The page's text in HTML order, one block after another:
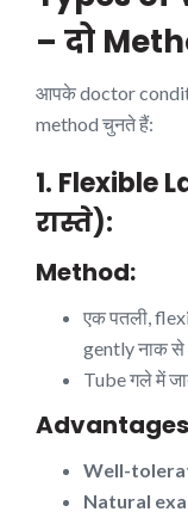
– दो
आपके doctor
method चुनते हैं:
1. Flexible
रास्ते):
Method:
एक पतली,
gently नाक से
Tube गले में
Well-
Natural